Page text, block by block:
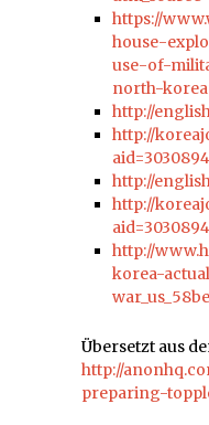
https://
house-
use-of-
north-
http://
http://
http://
http://
http://
korea-
Übersetzt aus
http://
preparing-